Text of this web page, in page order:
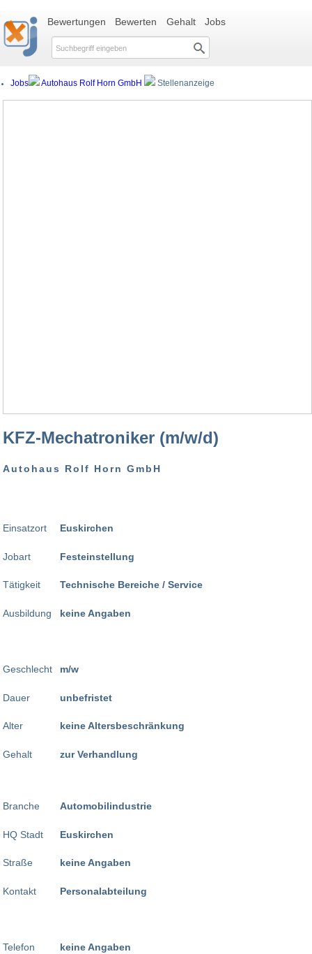
Bewertungen Bewerten Gehalt Jobs
Jobs Autohaus Rolf Horn GmbH Stellenanzeige
KFZ-Mechatroniker (m/w/d)
Autohaus Rolf Horn GmbH
Einsatzort
Jobart
Tätigkeit
Ausbildung
Geschlecht
Dauer
Alter
Gehalt
Euskirchen
Festeinstellung
Technische Bereiche / Service
keine Angaben
m/w
unbefristet
keine Altersbeschränkung
zur Verhandlung
Branche
HQ Stadt
Straße
Kontakt
Telefon
Automobilindustrie
Euskirchen
keine Angaben
Personalabteilung
keine Angaben